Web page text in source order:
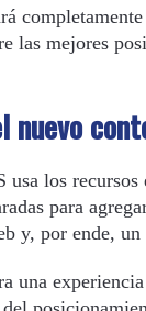
mejores
los
para
y, por ende,
una